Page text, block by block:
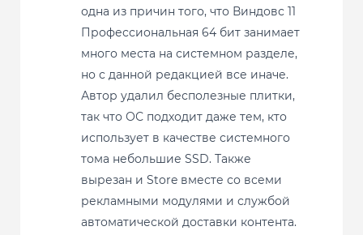
одна из причин того, что Виндовс 11
Профессиональная 64 бит занимает
много места на системном разделе,
но с данной редакцией все иначе.
Автор удалил бесполезные плитки,
так что ОС подходит даже тем, кто
использует в качестве системного
тома небольшие SSD. Также
вырезан и Store вместе со всеми
рекламными модулями и службой
автоматической доставки контента.